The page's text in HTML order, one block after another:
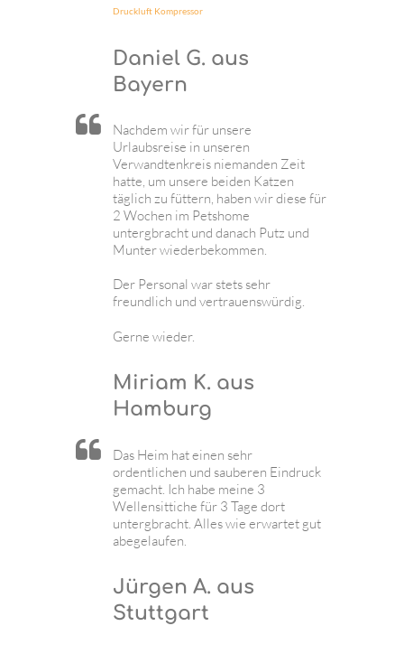
Druckluft Kompressor
Daniel G. aus
Bayern
Nachdem wir für unsere
Urlaubsreise in unseren
Verwandtenkreis niemanden Zeit
hatte, um unsere beiden Katzen
täglich zu füttern, haben wir diese für
2 Wochen im Petshome
untergbracht und danach Putz und
Munter wiederbekommen.
Der Personal war stets sehr
freundlich und vertrauenswürdig.
Gerne wieder.
Miriam K. aus
Hamburg
Das Heim hat einen sehr
ordentlichen und sauberen Eindruck
gemacht. Ich habe meine 3
Wellensittiche für 3 Tage dort
untergbracht. Alles wie erwartet gut
abegelaufen.
Jürgen A. aus
Stuttgart